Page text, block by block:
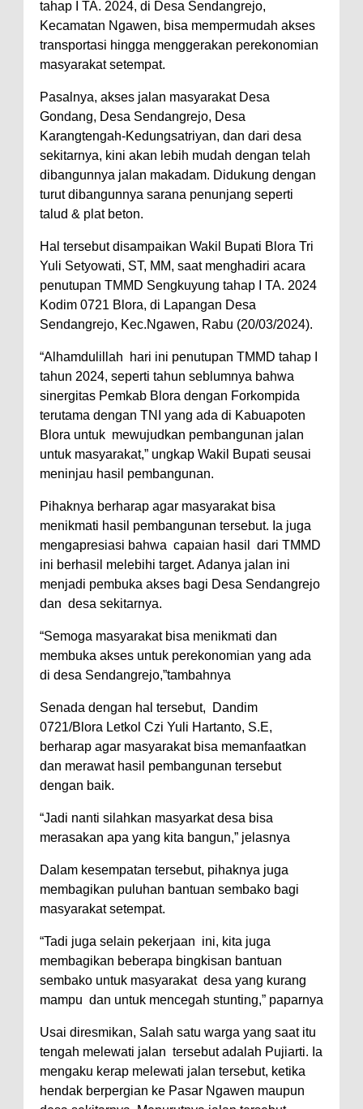
tahap I TA. 2024, di Desa Sendangrejo,
Kecamatan Ngawen, bisa mempermudah akses
transportasi hingga menggerakan perekonomian
masyarakat setempat.
Pasalnya, akses jalan masyarakat Desa
Gondang, Desa Sendangrejo, Desa
Karangtengah-Kedungsatriyan, dan dari desa
sekitarnya, kini akan lebih mudah dengan telah
dibangunnya jalan makadam. Didukung dengan
turut dibangunnya sarana penunjang seperti
talud & plat beton.
Hal tersebut disampaikan Wakil Bupati Blora Tri
Yuli Setyowati, ST, MM, saat menghadiri acara
penutupan TMMD Sengkuyung tahap I TA. 2024
Kodim 0721 Blora, di Lapangan Desa
Sendangrejo, Kec.Ngawen, Rabu (20/03/2024).
“Alhamdulillah hari ini penutupan TMMD tahap I
tahun 2024, seperti tahun seblumnya bahwa
sinergitas Pemkab Blora dengan Forkompida
terutama dengan TNI yang ada di Kabuapoten
Blora untuk mewujudkan pembangunan jalan
untuk masyarakat,” ungkap Wakil Bupati seusai
meninjau hasil pembangunan.
Pihaknya berharap agar masyarakat bisa
menikmati hasil pembangunan tersebut. Ia juga
mengapresiasi bahwa capaian hasil dari TMMD
ini berhasil melebihi target. Adanya jalan ini
menjadi pembuka akses bagi Desa Sendangrejo
dan desa sekitarnya.
“Semoga masyarakat bisa menikmati dan
membuka akses untuk perekonomian yang ada
di desa Sendangrejo,”tambahnya
Senada dengan hal tersebut, Dandim
0721/Blora Letkol Czi Yuli Hartanto, S.E,
berharap agar masyarakat bisa memanfaatkan
dan merawat hasil pembangunan tersebut
dengan baik.
“Jadi nanti silahkan masyarkat desa bisa
merasakan apa yang kita bangun,” jelasnya
Dalam kesempatan tersebut, pihaknya juga
membagikan puluhan bantuan sembako bagi
masyarakat setempat.
“Tadi juga selain pekerjaan ini, kita juga
membagikan beberapa bingkisan bantuan
sembako untuk masyarakat desa yang kurang
mampu dan untuk mencegah stunting,” paparnya
Usai diresmikan, Salah satu warga yang saat itu
tengah melewati jalan tersebut adalah Pujiarti. Ia
mengaku kerap melewati jalan tersebut, ketika
hendak berpergian ke Pasar Ngawen maupun